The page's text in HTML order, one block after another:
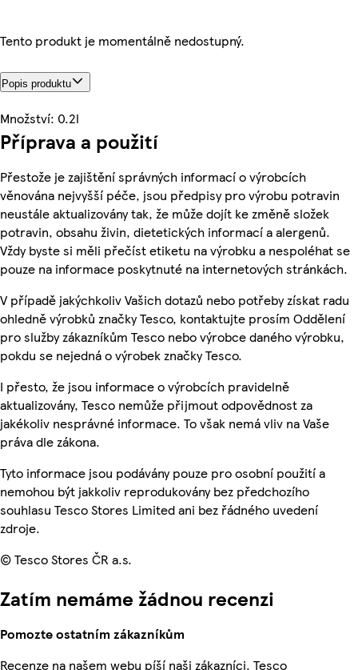
Tento produkt je momentálně nedostupný.
Popis produktu
Množství: 0.2l
Příprava a použití
Přestože je zajištění správných informací o výrobcích
věnována nejvyšší péče, jsou předpisy pro výrobu potravin
neustále aktualizovány tak, že může dojít ke změně složek
potravin, obsahu živin, dietetických informací a alergenů.
Vždy byste si měli přečíst etiketu na výrobku a nespoléhat se
pouze na informace poskytnuté na internetových stránkách.
V případě jakýchkoliv Vašich dotazů nebo potřeby získat radu
ohledně výrobků značky Tesco, kontaktujte prosím Oddělení
pro služby zákazníkům Tesco nebo výrobce daného výrobku,
pokdu se nejedná o výrobek značky Tesco.
I přesto, že jsou informace o výrobcích pravidelně
aktualizovány, Tesco nemůže přijmout odpovědnost za
jakékoliv nesprávné informace. To však nemá vliv na Vaše
práva dle zákona.
Tyto informace jsou podávány pouze pro osobní použití a
nemohou být jakkoliv reprodukovány bez předchozího
souhlasu Tesco Stores Limited ani bez řádného uvedení
zdroje.
© Tesco Stores ČR a.s.
Zatím nemáme žádnou recenzi
Pomozte ostatním zákazníkům
Recenze na našem webu píší naši zákazníci. Tesco